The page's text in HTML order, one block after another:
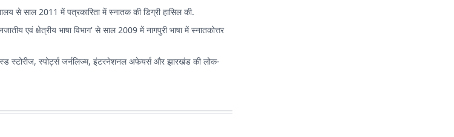
से साल 2011 में पत्रकारिता में स्नातक की डिग्री हासिल की.
एवं क्षेत्रीय भाषा विभाग' से साल 2009 में नागपुरी भाषा में स्नातकोत्तर
स्टोरीज, स्पोर्ट्स जर्नलिज्म, इंटरनेशनल अफेयर्स और झारखंड की लोक-